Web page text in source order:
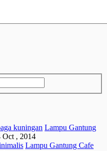
Lampu Gantung
Oct , 2014
Lampu Gantung Cafe